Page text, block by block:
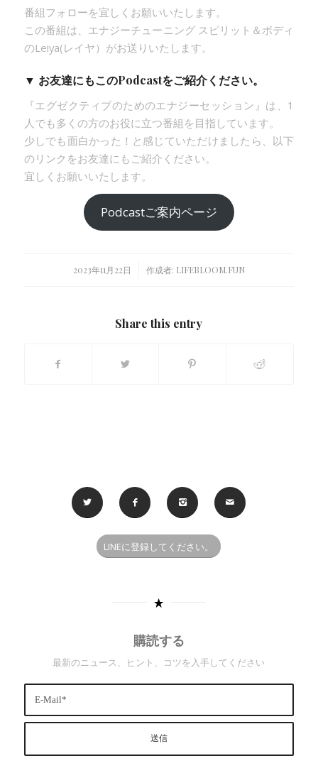
番組フォローを宜しくお願いいたします。
この番組は、エナジーチューニング スピリット＆ボディ
のLeiya(レイヤ）がお送りいたします。
▼ お友達にもこのPodcastをご紹介ください。
『エグゼクティブのためのエナジーセッション』は、1
人でも多くの方のお役に立つ番組を目指しています。
少しでも面白かった！と感じていただけましたら、以下
のリンクをお友達にもご紹介ください。
宜しくお願いいたします。
Podcastご案内ページ
2023年11月22日
/ 作成者: LIFEBLOOM.FUN
Share this entry
LINEに登録してください。
購読する
最新のニュース、ヒント、コツを入手してください